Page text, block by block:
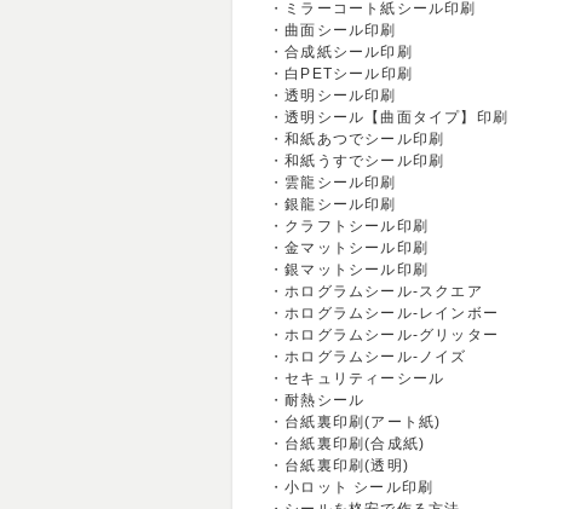
ミラーコート紙シール印刷
曲面シール印刷
合成紙シール印刷
白PETシール印刷
透明シール印刷
透明シール【曲面タイプ】印刷
和紙あつでシール印刷
和紙うすでシール印刷
雲龍シール印刷
銀龍シール印刷
クラフトシール印刷
金マットシール印刷
銀マットシール印刷
ホログラムシール-スクエア
ホログラムシール-レインボー
ホログラムシール-グリッター
ホログラムシール-ノイズ
セキュリティーシール
耐熱シール
台紙裏印刷(アート紙)
台紙裏印刷(合成紙)
台紙裏印刷(透明)
小ロット シール印刷